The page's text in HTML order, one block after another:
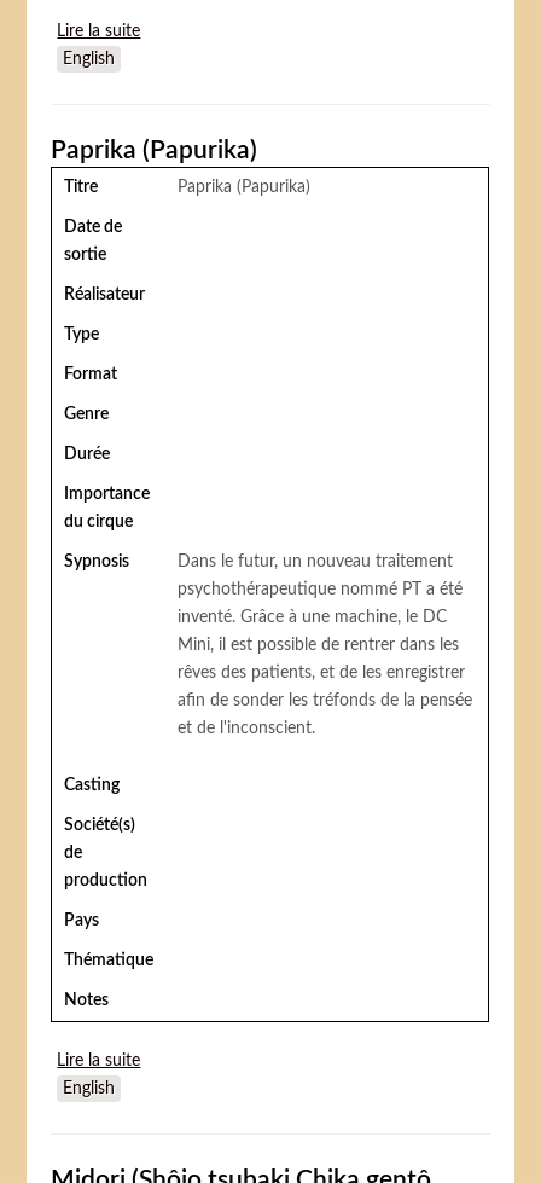
Lire la suite
English
Paprika (Papurika)
Titre Paprika (Papurika)
Date de
sortie
Réalisateur
Type
Format
Genre
Durée
Importance
du cirque
Sypnosis
Dans le futur, un nouveau traitement
psychothérapeutique nommé PT a été
inventé. Grâce à une machine, le DC
Mini, il est possible de rentrer dans les
rêves des patients, et de les enregistrer
afin de sonder les tréfonds de la pensée
et de l'inconscient.
Casting
Société(s)
de
production
Pays
Thématique
Notes
Lire la suite
English